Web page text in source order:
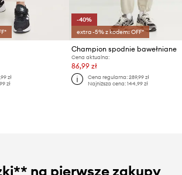
zł
zł
-40%
extra -5% z kodem: OFF*
Champion spodnie bawełniane
Cena aktualna:
86,99 zł
Cena regularna: 289,99 zł
Najniższa cena: 144,99 zł
na pierwsze zakupy